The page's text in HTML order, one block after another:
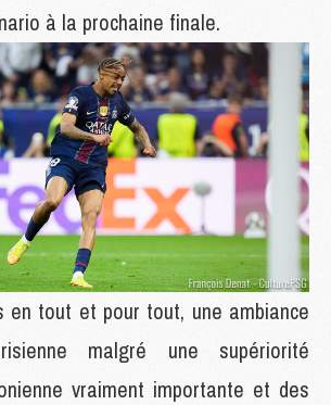
à la prochaine finale.
en tout et pour tout, une ambiance
malgré une supériorité
vraiment importante et des